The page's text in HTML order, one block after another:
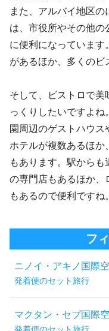
また、アルバイ地区
は、市役所やその他
に便利になっていま
があるほか、多くのビ
そして、ビストロで美
っくりしたいですよ
園周辺のゲストハウ
ホテルが複数あるほか
もあります。駅から
の専門店もあるほか、
もあるので便利ですね。
フ
ニノイ・アキノ国際
発着便のセット旅行
マクタン・セブ国際